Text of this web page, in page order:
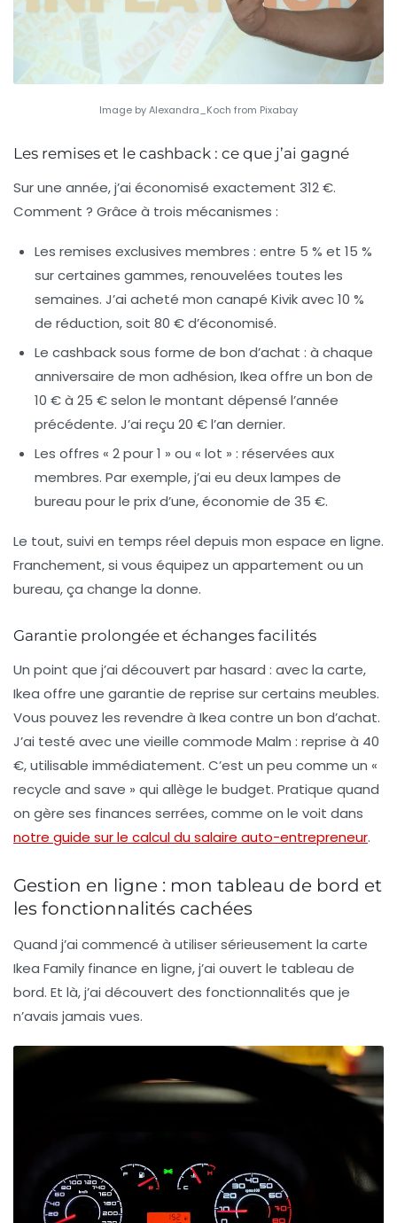
Image by Alexandra_Koch from Pixabay
Les remises et le cashback : ce que j’ai gagné
Sur une année, j’ai économisé exactement 312 €.
Comment ? Grâce à trois mécanismes :
Les remises exclusives membres : entre 5 % et 15 %
sur certaines gammes, renouvelées toutes les
semaines. J’ai acheté mon canapé Kivik avec 10 %
de réduction, soit 80 € d’économisé.
Le cashback sous forme de bon d’achat : à chaque
anniversaire de mon adhésion, Ikea offre un bon de
10 € à 25 € selon le montant dépensé l’année
précédente. J’ai reçu 20 € l’an dernier.
Les offres « 2 pour 1 » ou « lot » : réservées aux
membres. Par exemple, j’ai eu deux lampes de
bureau pour le prix d’une, économie de 35 €.
Le tout, suivi en temps réel depuis mon espace en ligne.
Franchement, si vous équipez un appartement ou un
bureau, ça change la donne.
Garantie prolongée et échanges facilités
Un point que j’ai découvert par hasard : avec la carte,
Ikea offre une garantie de reprise sur certains meubles.
Vous pouvez les revendre à Ikea contre un bon d’achat.
J’ai testé avec une vieille commode Malm : reprise à 40
€, utilisable immédiatement. C’est un peu comme un «
recycle and save » qui allège le budget. Pratique quand
on gère ses finances serrées, comme on le voit dans
notre guide sur le calcul du salaire auto-entrepreneur.
Gestion en ligne : mon tableau de bord et
les fonctionnalités cachées
Quand j’ai commencé à utiliser sérieusement la carte
Ikea Family finance en ligne, j’ai ouvert le tableau de
bord. Et là, j’ai découvert des fonctionnalités que je
n’avais jamais vues.